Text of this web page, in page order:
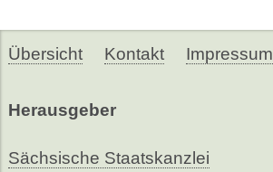
Übersicht Kontakt Impressum
Herausgeber
Sächsische Staatskanzlei